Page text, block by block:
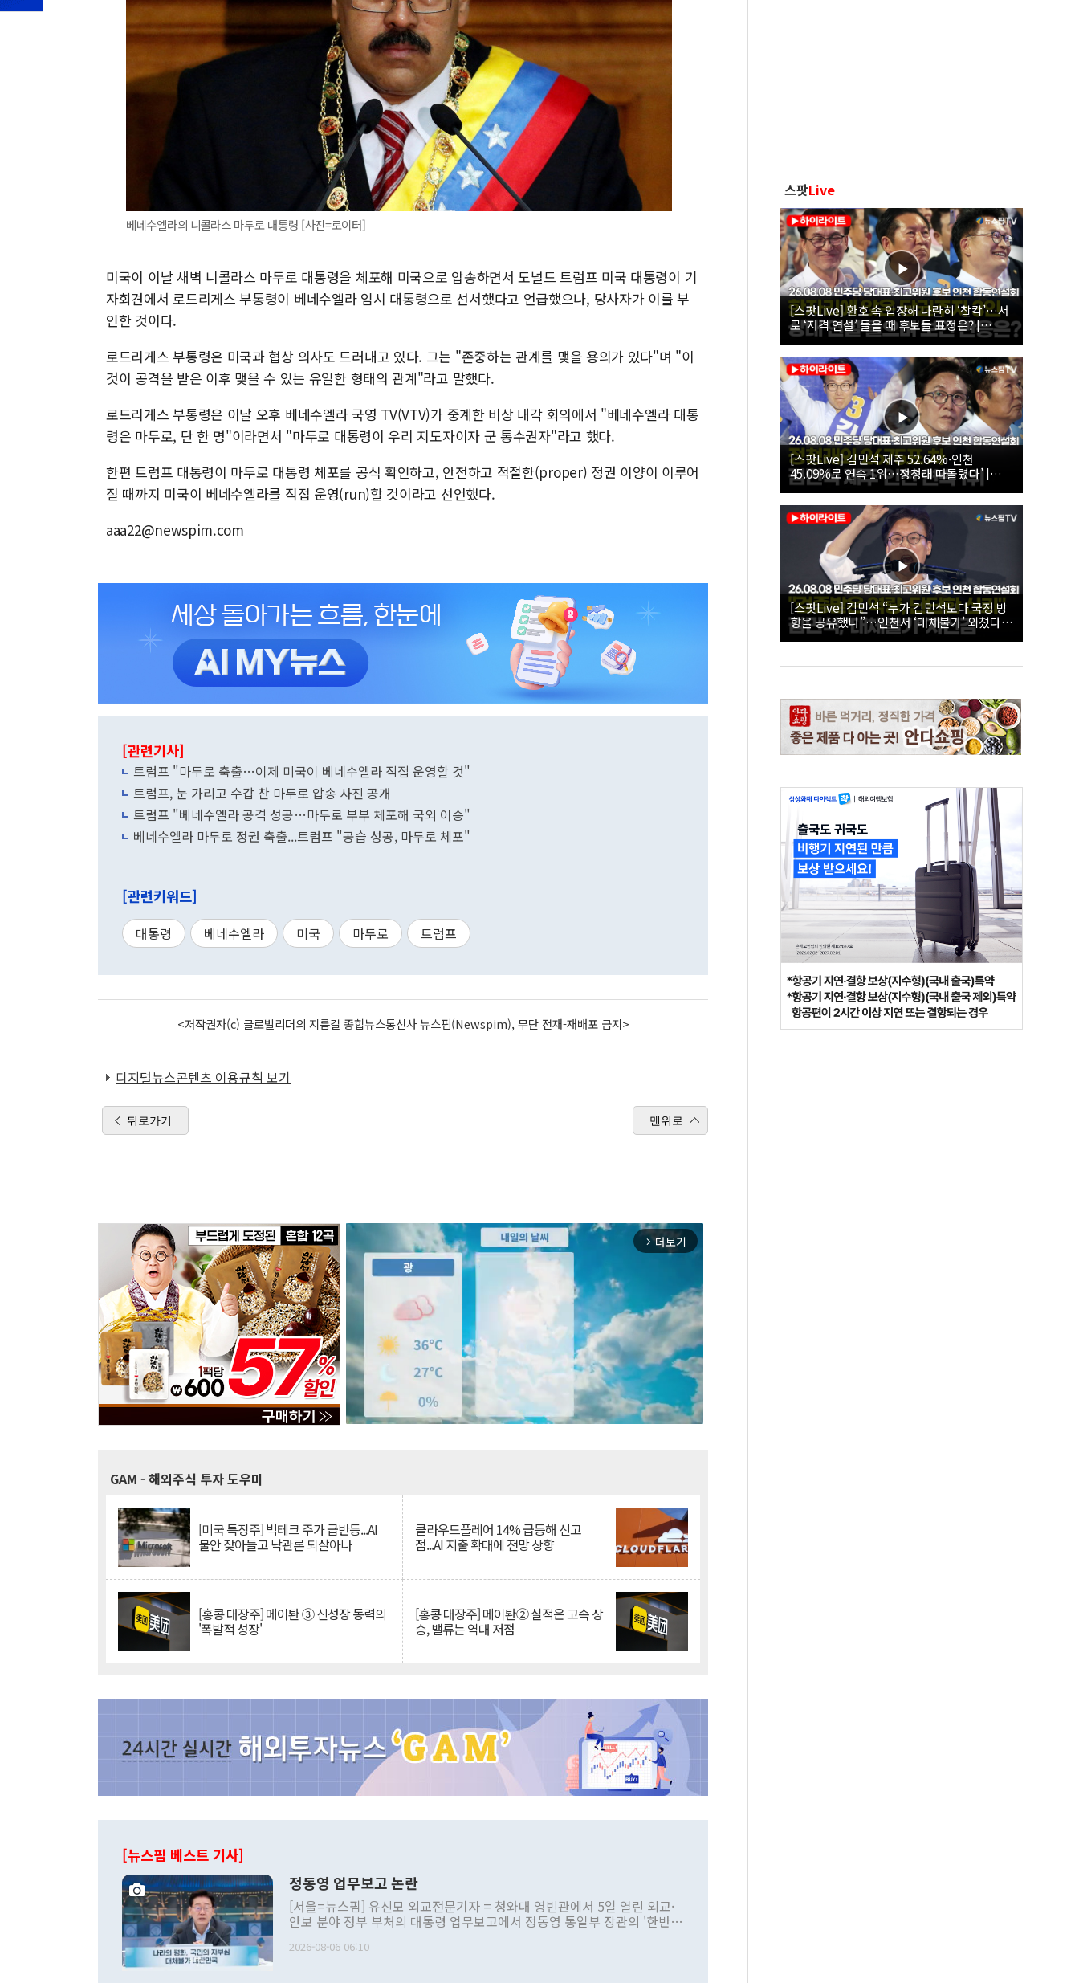
베네수엘라의 니콜라스 마두로 대통령 [사진=로이터]
미국이 이날 새벽 니콜라스 마두로 대통령을 체포해 미국으로 압송하면서 도널드 트럼프 미국 대통령이 기
자회견에서 로드리게스 부통령이 베네수엘라 임시 대통령으로 선서했다고 언급했으나, 당사자가 이를 부
인한 것이다.
로드리게스 부통령은 미국과 협상 의사도 드러내고 있다. 그는 "존중하는 관계를 맺을 용의가 있다"며 "이
것이 공격을 받은 이후 맺을 수 있는 유일한 형태의 관계"라고 말했다.
로드리게스 부통령은 이날 오후 베네수엘라 국영 TV(VTV)가 중계한 비상 내각 회의에서 "베네수엘라 대통
령은 마두로, 단 한 명"이라면서 "마두로 대통령이 우리 지도자이자 군 통수권자"라고 했다.
한편 트럼프 대통령이 마두로 대통령 체포를 공식 확인하고, 안전하고 적절한(proper) 정권 이양이 이루어
질 때까지 미국이 베네수엘라를 직접 운영(run)할 것이라고 선언했다.
aaa22@newspim.com
[관련기사]
트럼프 "마두로 축출…이제 미국이 베네수엘라 직접 운영할 것"
트럼프, 눈 가리고 수갑 찬 마두로 압송 사진 공개
트럼프 "베네수엘라 공격 성공…마두로 부부 체포해 국외 이송"
베네수엘라 마두로 정권 축출...트럼프 "공습 성공, 마두로 체포"
[관련키워드]
대통령 베네수엘라 미국 마두로 트럼프
<저작권자(c) 글로벌리더의 지름길 종합뉴스통신사 뉴스핌(Newspim), 무단 전재-재배포 금지>
디지털뉴스콘텐츠 이용규칙 보기
뒤로가기 맨위로
arrow_forward_ios 더보기
GAM - 해외주식 투자 도우미
[미국 특징주] 빅테크 주가 급반등...AI
불안 잦아들고 낙관론 되살아나
클라우드플레어 14% 급등해 신고
점...AI 지출 확대에 전망 상향
[홍콩 대장주] 메이퇀 ③ 신성장 동력의
'폭발적 성장'
[홍콩 대장주] 메이퇀② 실적은 고속 상
승, 밸류는 역대 저점
[뉴스핌 베스트 기사]
정동영 업무보고 논란
[서울=뉴스핌] 유신모 외교전문기자 = 청와대 영빈관에서 5일 열린 외교·
안보 분야 정부 부처의 대통령 업무보고에서 정동영 통일부 장관의 '한반도
발언 중에는 정부 내 조율을 거치지 않은 사안을 정책으로 추진하겠다고 공
2026-08-06 06:10
스팟Live
[스팟Live] 환호 속 입장해 나란히 ‘찰칵’…서
로 ‘저격 연설’ 들을 때 후보들 표정은? |
26.08.08 더불어민주당 당대표·최고위원 후
보 인천 합동연설회
[스팟Live] 김민석 제주 52.64%·인천
45.09%로 연속 1위…정청래 따돌렸다’ |
26.08.08 더불어민주당 당대표·최고위원 후
보 인천 합동연설회
[스팟Live] 김민석 “누가 김민석보다 국정 방
향을 공유했나”…인천서 ‘대체불가’ 외쳤다 |
26.08.08 더불어민주당 당대표·최고위원 후